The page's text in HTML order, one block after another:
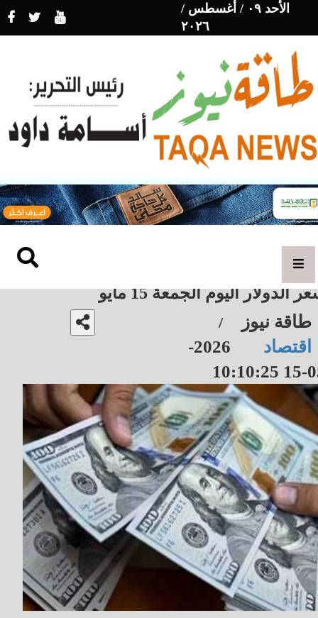
الأحد ٠٩ / أغسطس /
٢٠٢٦
الدولار اليوم الجمعة 15 مايو
طاقة نيوز /
اقتصاد
2026-
05-15